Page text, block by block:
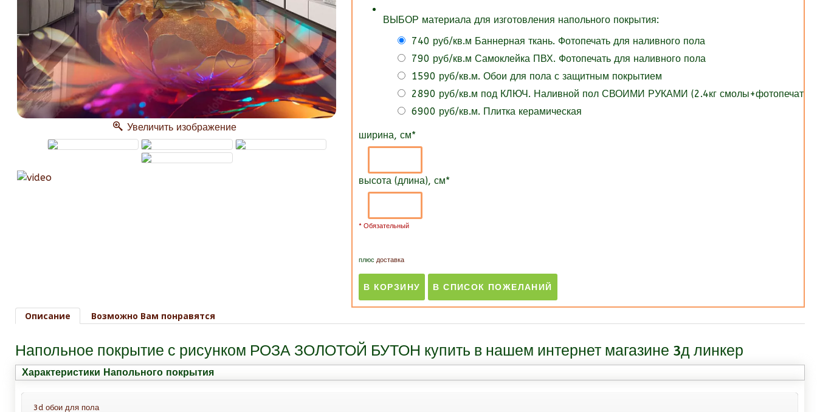
Увеличить изображение
ВЫБОР материала для изготовления напольного покрытия:
740 руб/кв.м Баннерная ткань. Фотопечать для наливного пола
790 руб/кв.м Самоклейка ПВХ. Фотопечать для наливного пола
1590 руб/кв.м. Обои для пола с защитным покрытием
2890 руб/кв.м под КЛЮЧ. Наливной пол СВОИМИ РУКАМИ (2.4кг смолы+фотопечать)
6900 руб/кв.м. Плитка керамическая
ширина, см*
высота (длина), см*
* Обязательный
плюс доставка
Описание Возможно Вам понравятся
Напольное покрытие с рисунком РОЗА ЗОЛОТОЙ БУТОН купить в нашем интернет магазине 3д линкер
Характеристики Напольного покрытия
3d обои для пола